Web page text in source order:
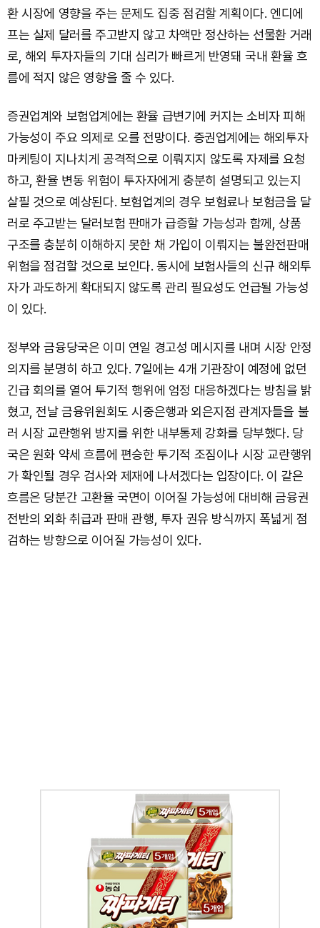
환 시장에 영향을 주는 문제도 집중 점검할 계획이다. 엔디에
프는 실제 달러를 주고받지 않고 차액만 정산하는 선물환 거래
로, 해외 투자자들의 기대 심리가 빠르게 반영돼 국내 환율 흐
름에 적지 않은 영향을 줄 수 있다.
증권업계와 보험업계에는 환율 급변기에 커지는 소비자 피해
가능성이 주요 의제로 오를 전망이다. 증권업계에는 해외투자
마케팅이 지나치게 공격적으로 이뤄지지 않도록 자제를 요청
하고, 환율 변동 위험이 투자자에게 충분히 설명되고 있는지
살필 것으로 예상된다. 보험업계의 경우 보험료나 보험금을 달
러로 주고받는 달러보험 판매가 급증할 가능성과 함께, 상품
구조를 충분히 이해하지 못한 채 가입이 이뤄지는 불완전판매
위험을 점검할 것으로 보인다. 동시에 보험사들의 신규 해외투
자가 과도하게 확대되지 않도록 관리 필요성도 언급될 가능성
이 있다.
정부와 금융당국은 이미 연일 경고성 메시지를 내며 시장 안정
의지를 분명히 하고 있다. 7일에는 4개 기관장이 예정에 없던
긴급 회의를 열어 투기적 행위에 엄정 대응하겠다는 방침을 밝
혔고, 전날 금융위원회도 시중은행과 외은지점 관계자들을 불
러 시장 교란행위 방지를 위한 내부통제 강화를 당부했다. 당
국은 원화 약세 흐름에 편승한 투기적 조짐이나 시장 교란행위
가 확인될 경우 검사와 제재에 나서겠다는 입장이다. 이 같은
흐름은 당분간 고환율 국면이 이어질 가능성에 대비해 금융권
전반의 외화 취급과 판매 관행, 투자 권유 방식까지 폭넓게 점
검하는 방향으로 이어질 가능성이 있다.